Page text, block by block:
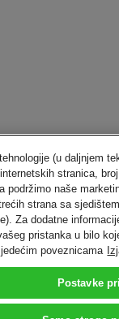
(u daljnjem
stranica,
naše
strana sa
Za dodatne
pristanka u bilo
poveznicama
Postavke